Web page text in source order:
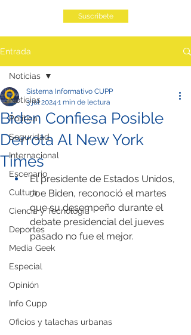
Suscribete
Entrada
Noticias
Política
Seguridad
Internacional
Escenario
Cultura
Ciencia y Tecnología
Deportes
Media Geek
Especial
Opinión
Info Cupp
Oficios y talachas urbanas
Noticias
Biden Confiesa Posible
Derrota Al New York
Times
Sistema Informativo CUPP
3 jul 2024 1 min de lectura
El presidente de Estados Unidos,
Joe Biden, reconoció el martes
que su desempeño durante el
debate presidencial del jueves
pasado no fue el mejor.